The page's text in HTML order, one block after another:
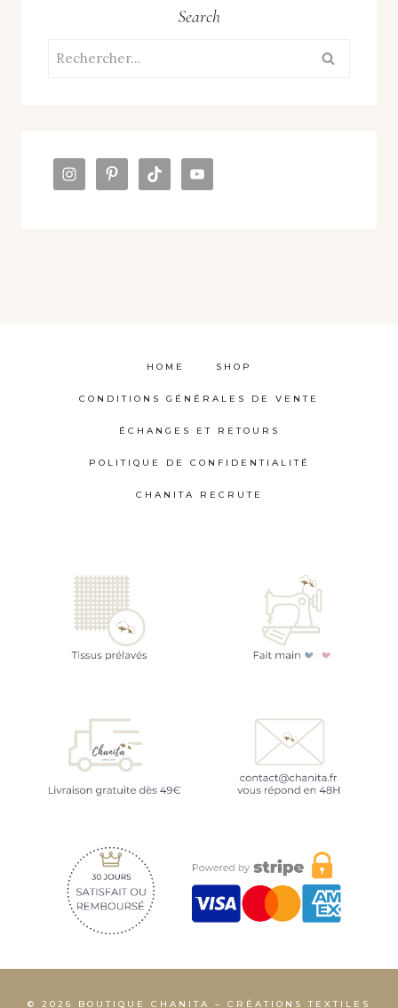
Search
Rechercher :
HOME SHOP
CONDITIONS GÉNÉRALES DE VENTE
ÉCHANGES ET RETOURS
POLITIQUE DE CONFIDENTIALITÉ
CHANITA RECRUTE
© 2026 BOUTIQUE CHANITA – CRÉATIONS TEXTILES